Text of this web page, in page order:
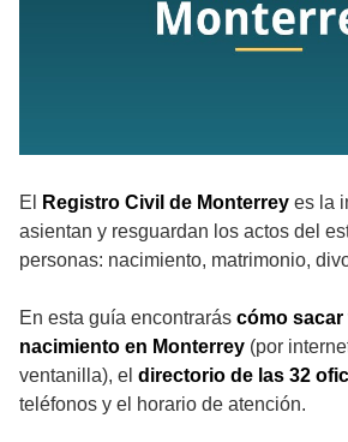
El Registro Civil de Monterrey es la
asientan y resguardan los actos del
personas: nacimiento, matrimonio,
En esta guía encontrarás cómo sacar
nacimiento en Monterrey (por
ventanilla), el directorio de las 32
teléfonos y el horario de atención.